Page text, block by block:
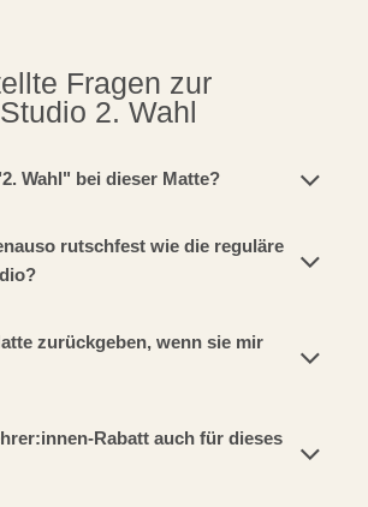
Fragen zur
2. Wahl
Wahl" bei dieser Matte?
rutschfest wie die reguläre
zurückgeben, wenn sie mir
Rabatt auch für dieses